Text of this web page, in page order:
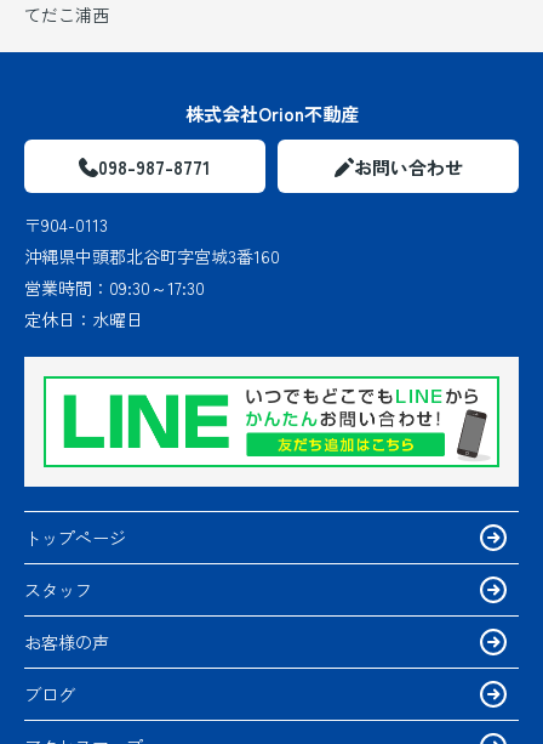
てだこ浦西
株式会社Orion不動産
098-987-8771 お問い合わせ
〒904-0113
沖縄県中頭郡北谷町字宮城3番160
営業時間： 09:30～17:30
定休日： 水曜日
トップページ
スタッフ
お客様の声
ブログ